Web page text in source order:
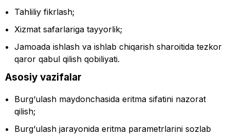
Tahliliy fikrlash;
Xizmat safarlariga tayyorlik;
Jamoada ishlash va ishlab chiqarish sharoitida tezkor
qaror qabul qilish qobiliyati.
Asosiy vazifalar
Burg‘ulash maydonchasida eritma sifatini nazorat
qilish;
Burg‘ulash jarayonida eritma parametrlarini sozlab